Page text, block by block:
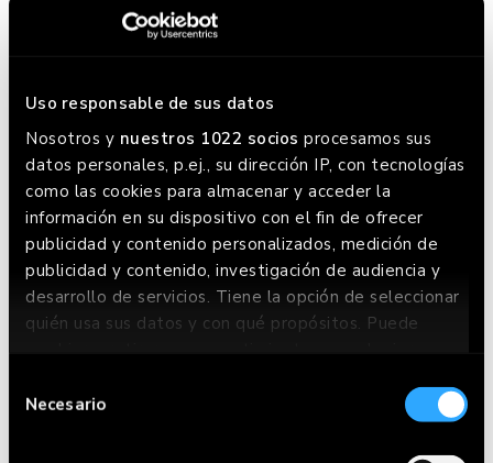
Uso responsable de sus datos
Nosotros y nuestros 1022 socios procesamos sus
datos personales, p.ej., su dirección IP, con tecnologías
como las cookies para almacenar y acceder la
información en su dispositivo con el fin de ofrecer
publicidad y contenido personalizados, medición de
publicidad y contenido, investigación de audiencia y
desarrollo de servicios. Tiene la opción de seleccionar
quién usa sus datos y con qué propósitos. Puede
cambiar o retirar su consentimiento en cualquier
en el Menú de consentimiento.
deNecesario
Calle Rosario, 56 02003 Albacete
Opening hours
Lunes a Domingo:
Lunes a miércoles: 13:00 - 23:30 / Jueves a domingo:
13:00 - 0:00. Este horario puede variar, chequea en
Google donde siempre lo tenemos actualizado.